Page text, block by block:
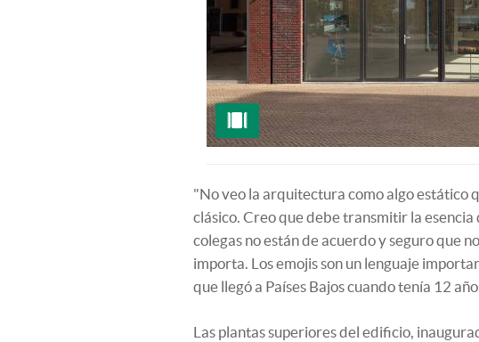
"No veo la arquitectura como algo estático
clásico. Creo que debe transmitir la
colegas no están de acuerdo y seguro que
importa. Los emojis son un lenguaje
que llegó a Países Bajos cuando tenía 12
Las plantas superiores del edificio,